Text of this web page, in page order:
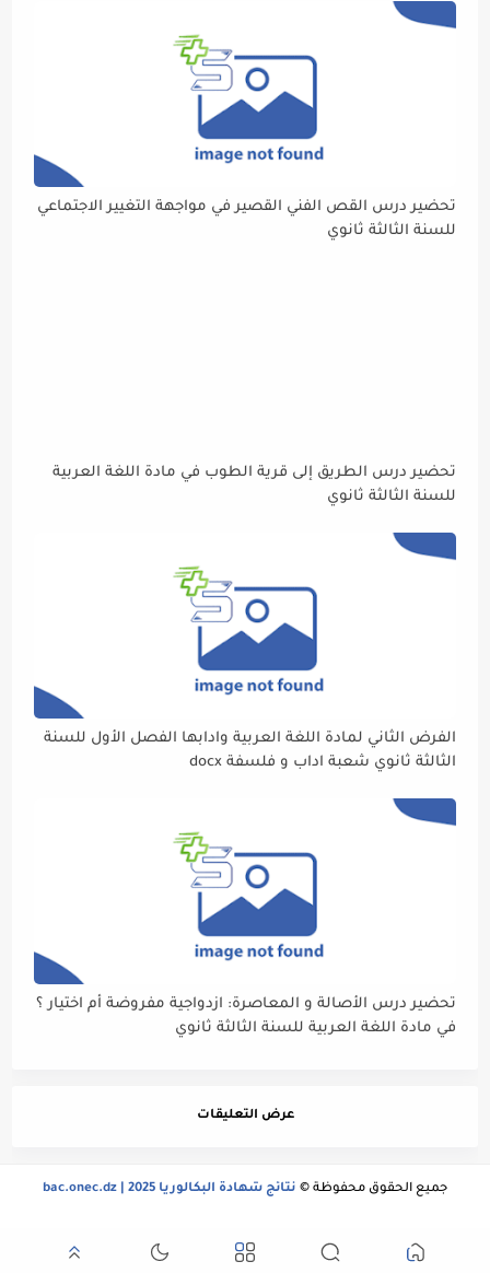
تحضير درس القص الفني القصير في مواجهة التغيير الاجتماعي
للسنة الثالثة ثانوي
تحضير درس الطريق إلى قرية الطوب في مادة اللغة العربية
للسنة الثالثة ثانوي
الفرض الثاني لمادة اللغة العربية وادابها الفصل الأول للسنة
الثالثة ثانوي شعبة اداب و فلسفة docx
تحضير درس الأصالة و المعاصرة: ازدواجية مفروضة أم اختيار ؟
في مادة اللغة العربية للسنة الثالثة ثانوي
عرض التعليقات
جميع الحقوق محفوظة © نتائج شهادة البكالوريا 2025 | bac.onec.dz